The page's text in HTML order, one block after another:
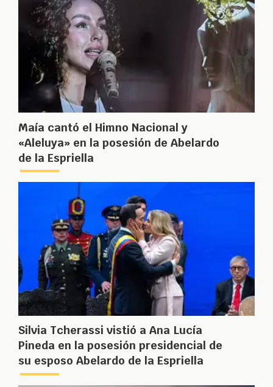
Maía cantó el Himno Nacional y
«Aleluya» en la posesión de Abelardo
de la Espriella
Silvia Tcherassi vistió a Ana Lucía
Pineda en la posesión presidencial de
su esposo Abelardo de la Espriella